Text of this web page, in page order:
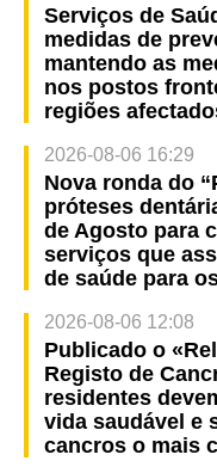
Serviços de
medidas de
mantendo as
nos postos
regiões
2026-08-06 16:29
Nova ronda do
próteses
de Agosto para
serviços que
de saúde para
2026-08-06 12:08
Publicado o
Registo de
residentes
vida saudável e
cancros o mais